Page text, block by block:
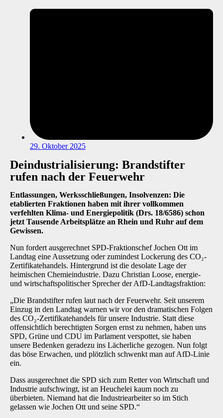
29. Oktober 2025
Deindustrialisierung: Brandstifter
rufen nach der Feuerwehr
Entlassungen, Werksschließungen, Insolvenzen: Die
etablierten Fraktionen haben mit ihrer vollkommen
verfehlten Klima- und Energiepolitik (Drs. 18/6586) schon
jetzt Tausende Arbeitsplätze an Rhein und Ruhr auf dem
Gewissen.
Nun fordert ausgerechnet SPD-Fraktionschef Jochen Ott im
Landtag eine Aussetzung oder zumindest Lockerung des CO₂-
Zertifikatehandels. Hintergrund ist die desolate Lage der
heimischen Chemieindustrie. Dazu Christian Loose, energie-
und wirtschaftspolitischer Sprecher der AfD-Landtagsfraktion:
„Die Brandstifter rufen laut nach der Feuerwehr. Seit unserem
Einzug in den Landtag warnen wir vor den dramatischen Folgen
des CO₂-Zertifikatehandels für unsere Industrie. Statt diese
offensichtlich berechtigten Sorgen ernst zu nehmen, haben uns
SPD, Grüne und CDU im Parlament verspottet, sie haben
unsere Bedenken geradezu ins Lächerliche gezogen. Nun folgt
das böse Erwachen, und plötzlich schwenkt man auf AfD-Linie
ein.
Dass ausgerechnet die SPD sich zum Retter von Wirtschaft und
Industrie aufschwingt, ist an Heuchelei kaum noch zu
überbieten. Niemand hat die Industriearbeiter so im Stich
gelassen wie Jochen Ott und seine SPD.“